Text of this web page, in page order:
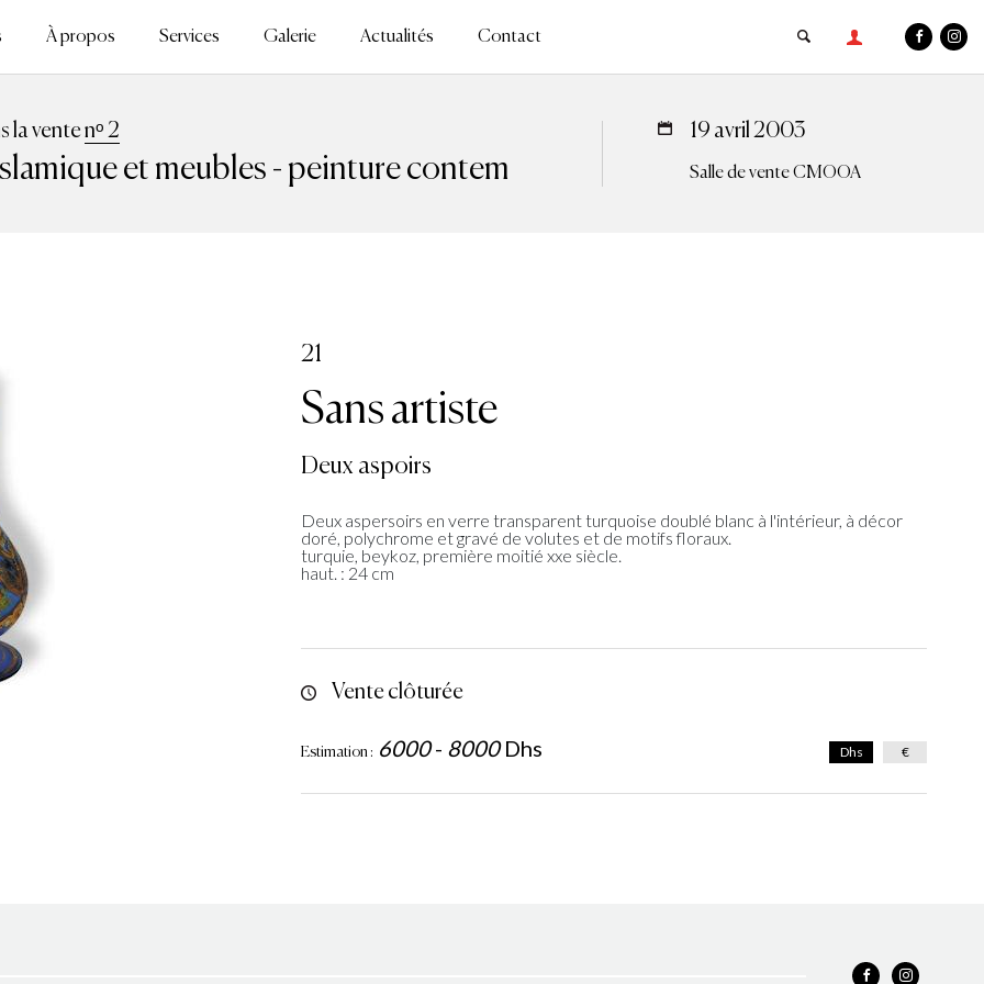
À propos Services Galerie Actualités Contact
la ventenᵒ 2
et meubles - peinture contem
19 avril 2003
Salle de vente CMOOA
21
Sans artiste
Deux aspoirs
Deux aspersoirs en verre transparent turquoise doublé blanc à l'intérieur, à décor
doré, polychrome et gravé de volutes et de motifs floraux.
turquie, beykoz, première moitié xxe siècle.
haut. : 24 cm
Vente clôturée
Estimation : 6000- 8000 Dhs Dhs €